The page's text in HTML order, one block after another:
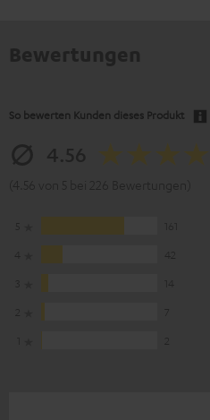
So bewerten Kunden dieses Produkt